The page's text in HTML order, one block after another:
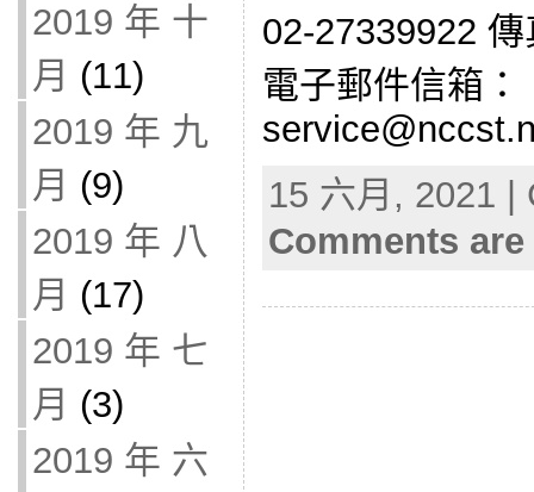
2019 年 十
月 (11)
2019 年 九
月 (9)
2019 年 八
月 (17)
2019 年 七
月 (3)
2019 年 六
02-27339922
電子郵件信箱：
15 六月, 2021
Comments